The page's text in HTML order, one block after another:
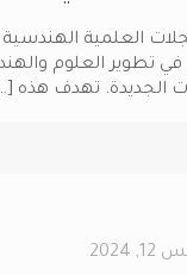
العلمية
في تطوير العلوم
الجديدة. تهدف هذه